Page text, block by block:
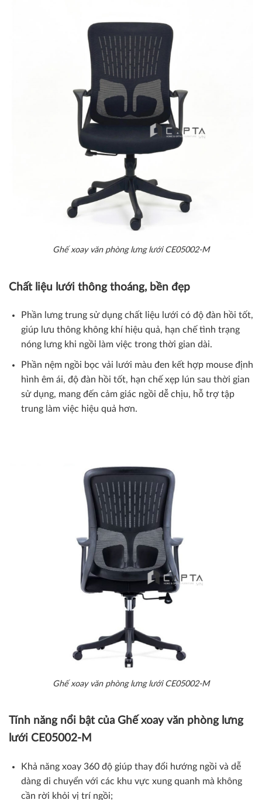
Ghế xoay văn phòng lưng lưới CE05002-M
Chất liệu lưới thông thoáng, bền đẹp
Phần lưng trung sử dụng chất liệu lưới có độ đàn hồi tốt,
giúp lưu thông không khí hiệu quả, hạn chế tình trạng
nóng lưng khi ngồi làm việc trong thời gian dài.
Phần nệm ngồi bọc vải lưới màu đen kết hợp mouse định
hình êm ái, độ đàn hồi tốt, hạn chế xẹp lún sau thời gian
sử dụng, mang đến cảm giác ngồi dễ chịu, hỗ trợ tập
trung làm việc hiệu quả hơn.
Ghế xoay văn phòng lưng lưới CE05002-M
Tính năng nổi bật của Ghế xoay văn phòng lưng
lưới CE05002-M
Khả năng xoay 360 độ giúp thay đổi hướng ngồi và dễ
dàng di chuyển với các khu vực xung quanh mà không
cần rời khỏi vị trí ngồi;